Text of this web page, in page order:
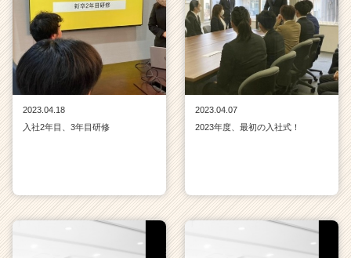
2023.04.18
入社2年目、3年目研修
2023.04.07
2023年度、最初の入社式！